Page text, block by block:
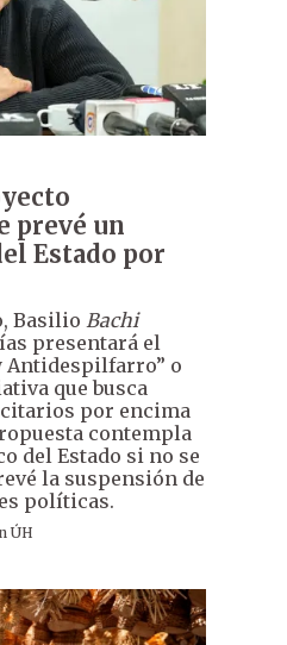
prevé un
Estado por
Basilio Bachi
presentará el
Antidespilfarro” o
que busca
por encima
contempla
del Estado si no se
la suspensión de
políticas.
ÚH